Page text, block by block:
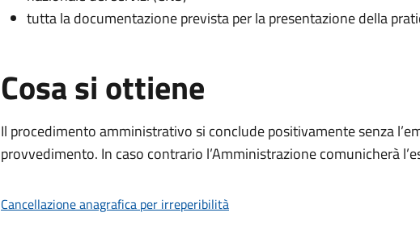
tutta la documentazione prevista per la presentazione della
Cosa si ottiene
Il procedimento amministrativo si conclude positivamente senza
provvedimento. In caso contrario l’Amministrazione comunicherà
Cancellazione anagrafica per irreperibilità